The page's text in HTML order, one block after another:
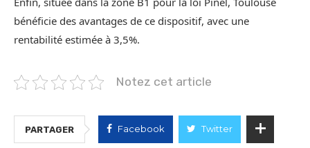
bénéficie des avantages de ce dispositif, avec une
rentabilité estimée à 3,5%.
Notez cet article
PARTAGER Facebook Twitter